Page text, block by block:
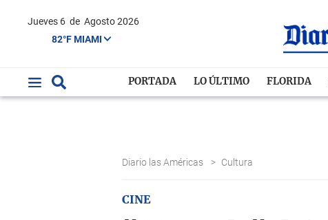
Jueves 6 de Agosto 2026
82°F MIAMI
PORTADA LO ÚLTIMO FLORIDA
Diario las Américas > Cultura
CINE